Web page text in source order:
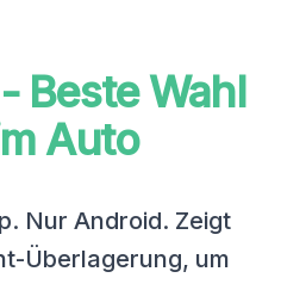
Beste Wahl
Auto
Nur Android. Zeigt
Überlagerung, um